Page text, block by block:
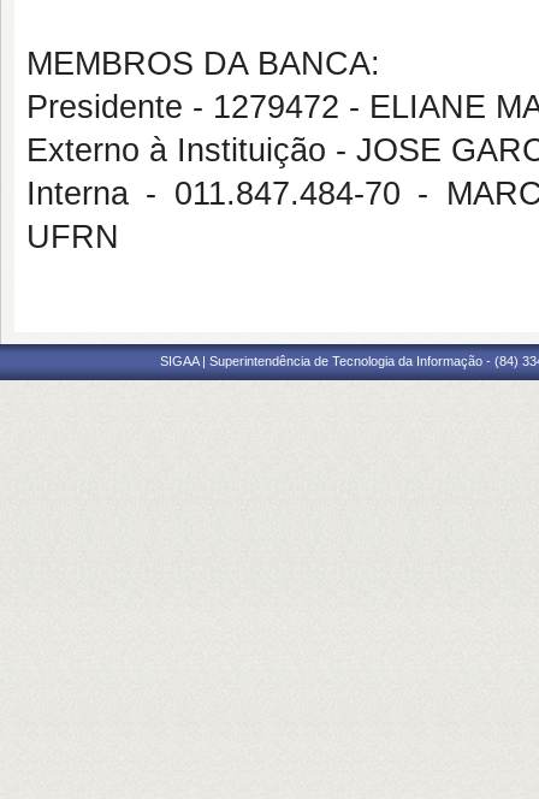
MEMBROS DA BANCA:
Presidente - 1279472 - ELIANE
Externo à Instituição - JOSE
Interna - 011.847.484-70 -
UFRN
SIGAA | Superintendência de Tecnologia da Informação - (84)